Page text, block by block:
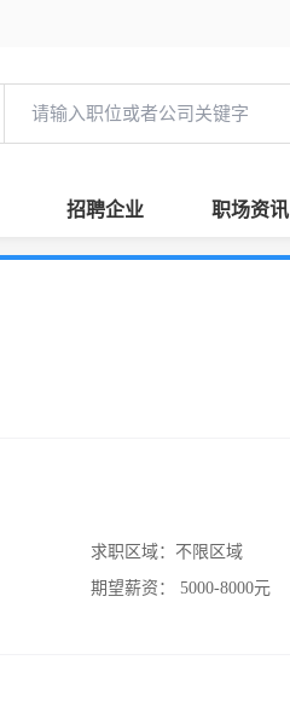
招聘企业 职场资讯
求职区域： 不限区域
期望薪资：
5000-8000元